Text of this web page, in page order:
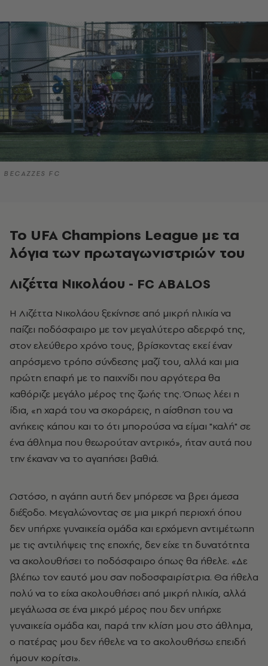
BECAZZES FC
Το UFA Champions League με τα
λόγια των πρωταγωνιστριών του
Λιζέττα Νικολάου - FC ABALOS
Η Λιζέττα Νικολάου ξεκίνησε από μικρή ηλικία να
παίζει ποδόσφαιρο με τον μεγαλύτερο αδερφό της,
στον ελεύθερο χρόνο τους, βρίσκοντας εκεί έναν
απρόσμενο τρόπο σύνδεσης μαζί του, αλλά και μια
πρώτη επαφή με το παιχνίδι που αργότερα θα
καθόριζε μεγάλο μέρος της ζωής της. Όπως λέει η
ίδια, «η χαρά του να σκοράρεις, η αίσθηση του να
ανήκεις κάπου και το ότι μπορούσα να είμαι "καλή" σε
ένα άθλημα που θεωρούταν αντρικό», ήταν αυτά που
την έκαναν να το αγαπήσει βαθιά.
Ωστόσο, η αγάπη αυτή δεν μπόρεσε να βρει άμεσα
διέξοδο. Μεγαλώνοντας σε μια μικρή περιοχή όπου
δεν υπήρχε γυναικεία ομάδα και ερχόμενη αντιμέτωπη
με τις αντιλήψεις της εποχής, δεν είχε τη δυνατότητα
να ακολουθήσει το ποδόσφαιρο όπως θα ήθελε. «Δε
βλέπω τον εαυτό μου σαν ποδοσφαιρίστρια. Θα ήθελα
πολύ να το είχα ακολουθήσει από μικρή ηλικία, αλλά
μεγάλωσα σε ένα μικρό μέρος που δεν υπήρχε
γυναικεία ομάδα και, παρά την κλίση μου στο άθλημα,
ο πατέρας μου δεν ήθελε να το ακολουθήσω επειδή
ήμουν κορίτσι».